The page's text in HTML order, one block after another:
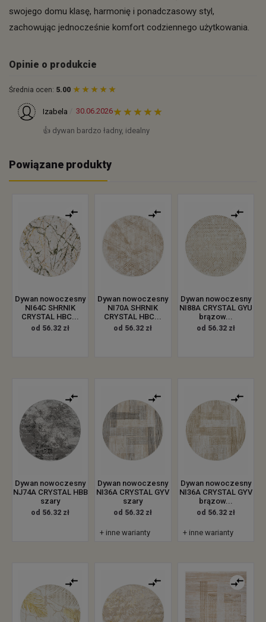
swojego domu klasę, harmonię i ponadczasowy styl,
zachowując jednocześnie komfort codziennego użytkowania.
Opinie o produkcie
Średnia ocen: 5.00
Izabela 30.06.2026
👍️ dywan bardzo ładny, idealny
Powiązane produkty
Dywan nowoczesny
NI64C SHRNIK
CRYSTAL HBC...
od 56.32 zł
Dywan nowoczesny
NI70A SHRNIK
CRYSTAL HBC...
od 56.32 zł
Dywan nowoczesny
NI88A CRYSTAL GYU
brązow...
od 56.32 zł
Dywan nowoczesny
NJ74A CRYSTAL HBB
szary
od 56.32 zł
Dywan nowoczesny
NI36A CRYSTAL GYV
szary
od 56.32 zł
+ inne warianty
Dywan nowoczesny
NI36A CRYSTAL GYV
brązow...
od 56.32 zł
+ inne warianty